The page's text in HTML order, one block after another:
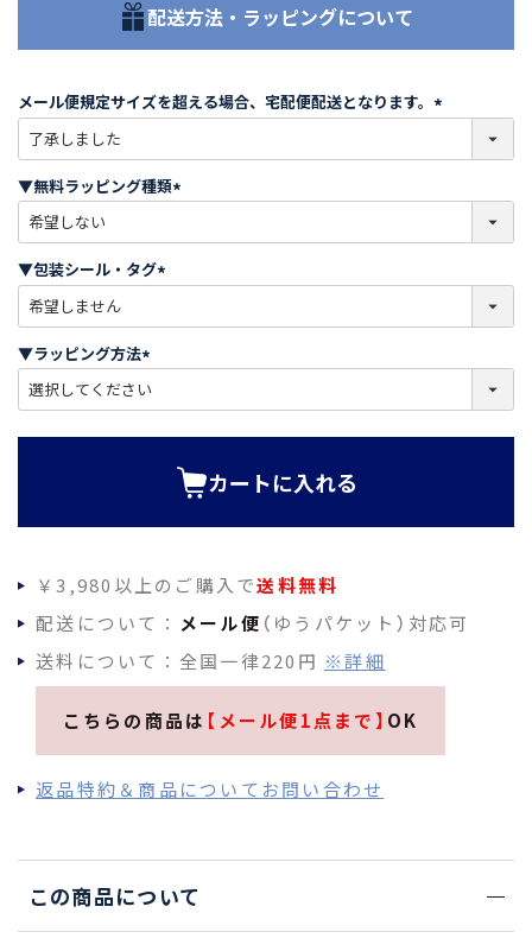
配送方法・ラッピングについて
メール便規定サイズを超える場合、宅配便配送となります。
必
)
▼無料ラッピング種類
必
)
▼包装シール・タグ
必
)
▼ラッピング方法
必
カートに入れる
￥3,980以上のご購入で送料無料
配送について： メール便 （ゆうパケット）対応可
送料について：全国一律220円 ※詳細
こちらの商品は 【メール便1点まで】 OK
返品特約＆商品についてお問い合わせ
この商品について